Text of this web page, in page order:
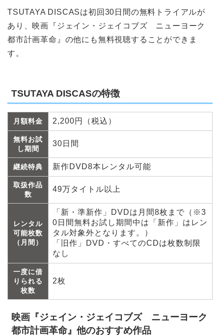
TSUTAYA DISCASは初回30日間の無料トライアルが
あり、映画『ジェイン・ジェイコブズ ニューヨーク
都市計画革命』の他にも無料視聴することができま
す。
TSUTAYA DISCASの特徴
月額料金 2,200円（税込）
無料お試
し期間
30日間
継続特典 新作DVD8本レンタル可能
取扱作品
数
49万タイトル以上
レンタル
可能枚数
（月間）
「新・準新作」DVDは月間8枚まで（※3
0日間無料お試し期間中は「新作」はレン
タル対象外となります。）
「旧作」DVD・すべてのCDは枚数制限
なし
一度に借
りられる
枚数
2枚
映画『ジェイン・ジェイコブズ ニューヨーク
都市計画革命』他のおすすめ作品